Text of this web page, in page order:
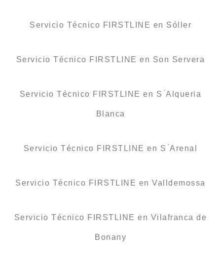
Servicio Técnico FIRSTLINE en Sóller
Servicio Técnico FIRSTLINE en Son Servera
Servicio Técnico FIRSTLINE en S ́Alqueria
Blanca
Servicio Técnico FIRSTLINE en S ́Arenal
Servicio Técnico FIRSTLINE en Valldemossa
Servicio Técnico FIRSTLINE en Vilafranca de
Bonany